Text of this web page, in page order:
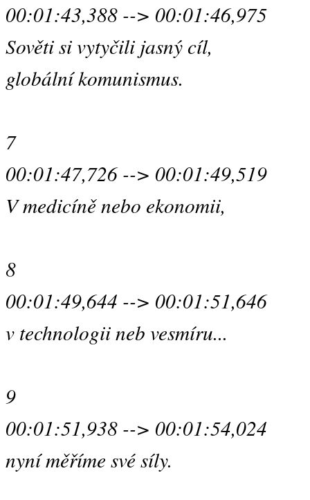
00:01:43,388 --> 00:01:46,975
Sověti si vytyčili jasný cíl,
globální komunismus.
7
00:01:47,726 --> 00:01:49,519
V medicíně nebo ekonomii,
8
00:01:49,644 --> 00:01:51,646
v technologii neb vesmíru...
9
00:01:51,938 --> 00:01:54,024
nyní měříme své síly.